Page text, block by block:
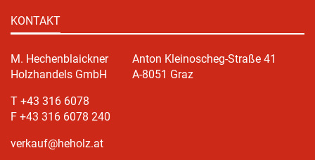
KONTAKT
M. Hechenblaickner
Holzhandels GmbH
Anton Kleinoscheg-Straße 41
A-8051 Graz
T +43 316 6078
F +43 316 6078 240
verkauf@heholz.at